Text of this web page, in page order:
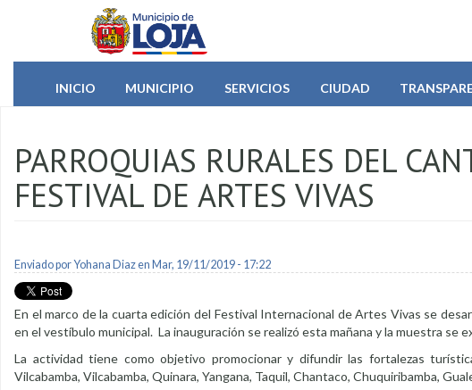
Pasar al contenido principal
INICIO
MUNICIPIO SERVICIOS CIUDAD
PARROQUIAS RURALES DEL
FESTIVAL DE ARTES VIVAS
Enviado porYohana Diazen Mar, 19/11/2019 - 17:22
En el marco de la cuarta edición del Festival Internacional de Artes Vivas se
en el vestíbulo municipal. La inauguración se realizó esta mañana y la muestra se
La actividad tiene como objetivo promocionar y difundir las fortalezas
Vilcabamba, Vilcabamba, Quinara, Yangana, Taquil, Chantaco, Chuquiribamba,